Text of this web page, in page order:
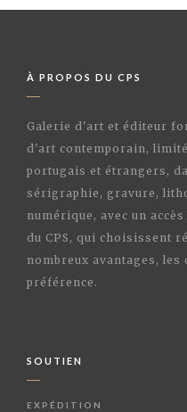
À PROPOS DU CPS
Galerie d'art et éditeur
d'art contemporain,
portugais et étrangers,
sérigraphie, gravure,
numérique, avec un
du CPS, qui choisissent
nombreux avantages,
préférence.
SOUTIEN
EXPÉDITION